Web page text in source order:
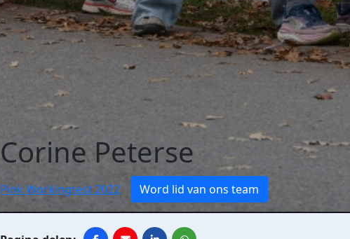
Corine Peterse
Pink Workingtest 2022 Word lid van ons team